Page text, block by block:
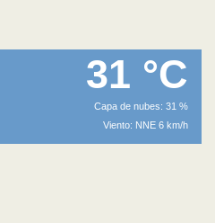
31 °C
Capa de nubes: 31 %
Viento: NNE 6 km/h